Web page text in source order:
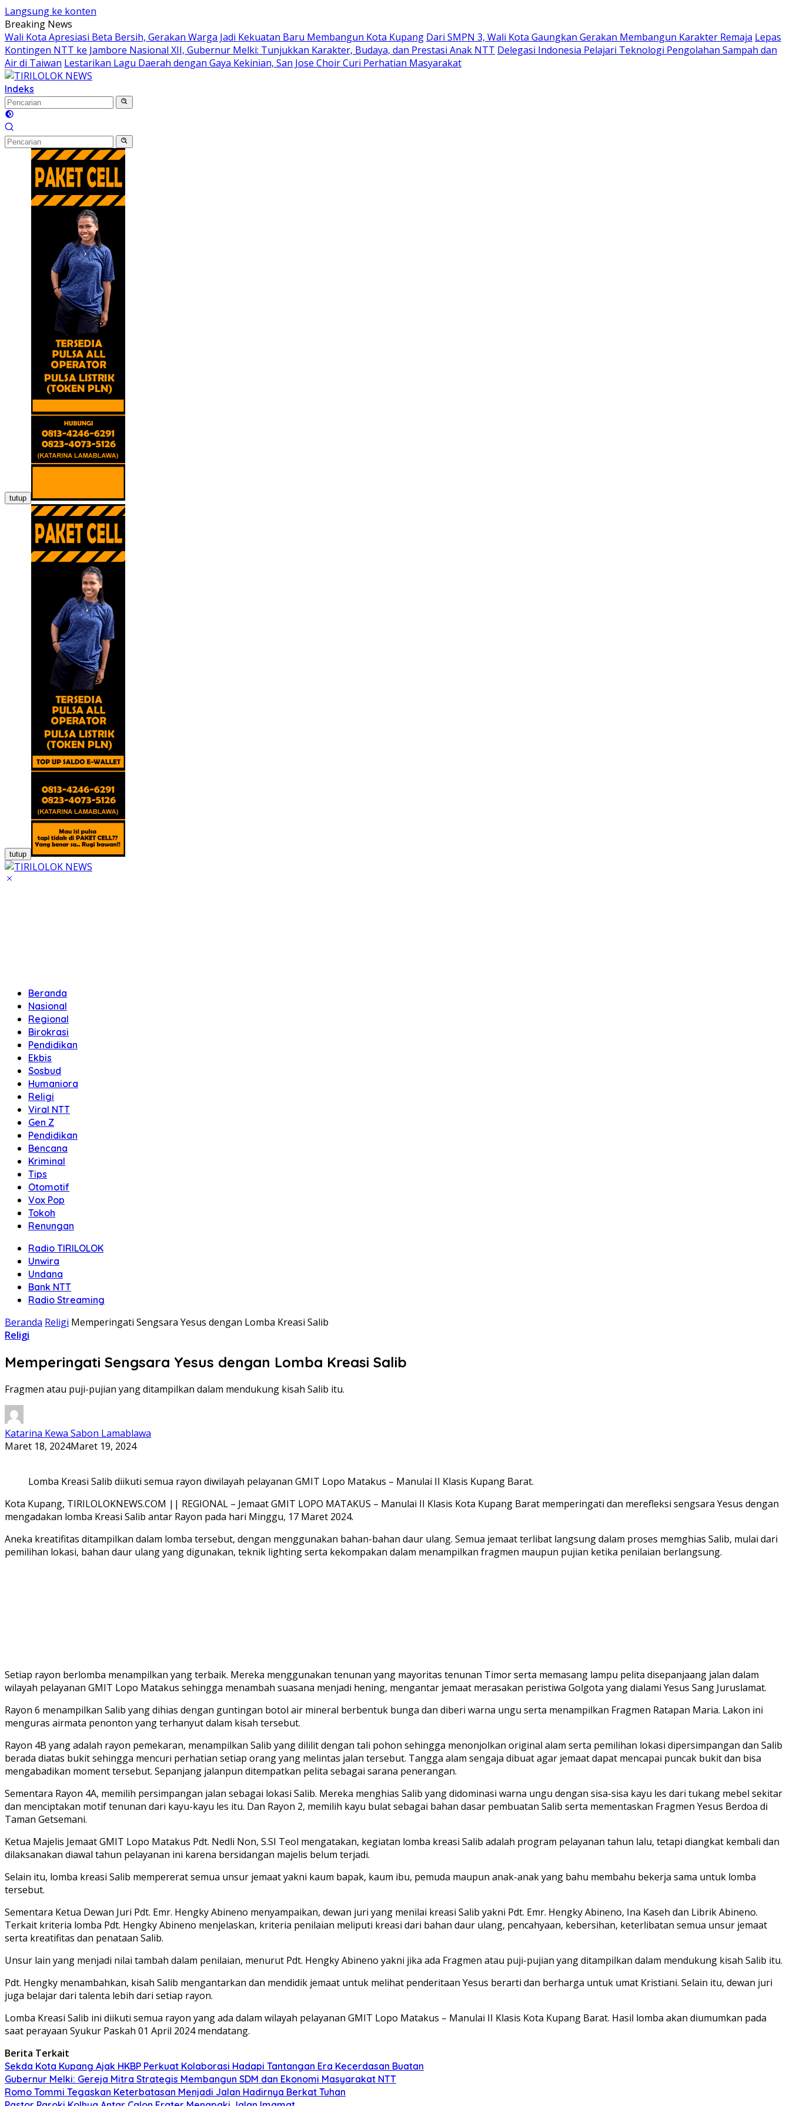
Langsung ke konten
Breaking News
Wali Kota Apresiasi Beta Bersih, Gerakan Warga Jadi Kekuatan Baru Membangun Kota Kupang Dari SMPN 3, Wali Kota Gaungkan Gerakan Membangun Karakter Remaja Lepas
Kontingen NTT ke Jambore Nasional XII, Gubernur Melki: Tunjukkan Karakter, Budaya, dan Prestasi Anak NTT Delegasi Indonesia Pelajari Teknologi Pengolahan Sampah dan
Air di Taiwan Lestarikan Lagu Daerah dengan Gaya Kekinian, San Jose Choir Curi Perhatian Masyarakat
Indeks
tutup
tutup
Beranda
Nasional
Regional
Birokrasi
Pendidikan
Ekbis
Sosbud
Humaniora
Religi
Viral NTT
Gen Z
Pendidikan
Bencana
Kriminal
Tips
Otomotif
Vox Pop
Tokoh
Renungan
Radio TIRILOLOK
Unwira
Undana
Bank NTT
Radio Streaming
Beranda Religi Memperingati Sengsara Yesus dengan Lomba Kreasi Salib
Religi
Memperingati Sengsara Yesus dengan Lomba Kreasi Salib
Fragmen atau puji-pujian yang ditampilkan dalam mendukung kisah Salib itu.
Katarina Kewa Sabon Lamablawa
Maret 18, 2024Maret 19, 2024
Lomba Kreasi Salib diikuti semua rayon diwilayah pelayanan GMIT Lopo Matakus – Manulai II Klasis Kupang Barat.
Kota Kupang, TIRILOLOKNEWS.COM || REGIONAL – Jemaat GMIT LOPO MATAKUS – Manulai II Klasis Kota Kupang Barat memperingati dan merefleksi sengsara Yesus dengan
mengadakan lomba Kreasi Salib antar Rayon pada hari Minggu, 17 Maret 2024.
Aneka kreatifitas ditampilkan dalam lomba tersebut, dengan menggunakan bahan-bahan daur ulang. Semua jemaat terlibat langsung dalam proses memghias Salib, mulai dari
pemilihan lokasi, bahan daur ulang yang digunakan, teknik lighting serta kekompakan dalam menampilkan fragmen maupun pujian ketika penilaian berlangsung.
Setiap rayon berlomba menampilkan yang terbaik. Mereka menggunakan tenunan yang mayoritas tenunan Timor serta memasang lampu pelita disepanjaang jalan dalam
wilayah pelayanan GMIT Lopo Matakus sehingga menambah suasana menjadi hening, mengantar jemaat merasakan peristiwa Golgota yang dialami Yesus Sang Juruslamat.
Rayon 6 menampilkan Salib yang dihias dengan guntingan botol air mineral berbentuk bunga dan diberi warna ungu serta menampilkan Fragmen Ratapan Maria. Lakon ini
menguras airmata penonton yang terhanyut dalam kisah tersebut.
Rayon 4B yang adalah rayon pemekaran, menampilkan Salib yang dililit dengan tali pohon sehingga menonjolkan original alam serta pemilihan lokasi dipersimpangan dan Salib
berada diatas bukit sehingga mencuri perhatian setiap orang yang melintas jalan tersebut. Tangga alam sengaja dibuat agar jemaat dapat mencapai puncak bukit dan bisa
mengabadikan moment tersebut. Sepanjang jalanpun ditempatkan pelita sebagai sarana penerangan.
Sementara Rayon 4A, memilih persimpangan jalan sebagai lokasi Salib. Mereka menghias Salib yang didominasi warna ungu dengan sisa-sisa kayu les dari tukang mebel sekitar
dan menciptakan motif tenunan dari kayu-kayu les itu. Dan Rayon 2, memilih kayu bulat sebagai bahan dasar pembuatan Salib serta mementaskan Fragmen Yesus Berdoa di
Taman Getsemani.
Ketua Majelis Jemaat GMIT Lopo Matakus Pdt. Nedli Non, S.SI Teol mengatakan, kegiatan lomba kreasi Salib adalah program pelayanan tahun lalu, tetapi diangkat kembali dan
dilaksanakan diawal tahun pelayanan ini karena bersidangan majelis belum terjadi.
Selain itu, lomba kreasi Salib mempererat semua unsur jemaat yakni kaum bapak, kaum ibu, pemuda maupun anak-anak yang bahu membahu bekerja sama untuk lomba
tersebut.
Sementara Ketua Dewan Juri Pdt. Emr. Hengky Abineno menyampaikan, dewan juri yang menilai kreasi Salib yakni Pdt. Emr. Hengky Abineno, Ina Kaseh dan Librik Abineno.
Terkait kriteria lomba Pdt. Hengky Abineno menjelaskan, kriteria penilaian meliputi kreasi dari bahan daur ulang, pencahyaan, kebersihan, keterlibatan semua unsur jemaat
serta kreatifitas dan penataan Salib.
Unsur lain yang menjadi nilai tambah dalam penilaian, menurut Pdt. Hengky Abineno yakni jika ada Fragmen atau puji-pujian yang ditampilkan dalam mendukung kisah Salib itu.
Pdt. Hengky menambahkan, kisah Salib mengantarkan dan mendidik jemaat untuk melihat penderitaan Yesus berarti dan berharga untuk umat Kristiani. Selain itu, dewan juri
juga belajar dari talenta lebih dari setiap rayon.
Lomba Kreasi Salib ini diikuti semua rayon yang ada dalam wilayah pelayanan GMIT Lopo Matakus – Manulai II Klasis Kota Kupang Barat. Hasil lomba akan diumumkan pada
saat perayaan Syukur Paskah 01 April 2024 mendatang.
Berita Terkait
Sekda Kota Kupang Ajak HKBP Perkuat Kolaborasi Hadapi Tantangan Era Kecerdasan Buatan
Gubernur Melki: Gereja Mitra Strategis Membangun SDM dan Ekonomi Masyarakat NTT
Romo Tommi Tegaskan Keterbatasan Menjadi Jalan Hadirnya Berkat Tuhan